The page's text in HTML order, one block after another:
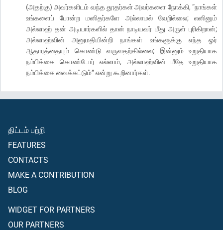
(அதற்கு) அவர்களிடம் வந்த தூதர்கள் அவர்களை நோக்கி, “நாங்கள்
உங்களைப் போன்ற மனிதர்களே அல்லாமல் வேறில்லை; எனினும்
அல்லாஹ் தன் அடியார்களில் தான் நாடியவர் மீது அருள் புரிகிறான்;
அல்லாஹ்வின் அனுமதியின்றி நாங்கள் உங்களுக்கு எந்த ஓர்
ஆதாரத்தையும் கொண்டு வருவதற்கில்லை; இன்னும் உறுதியாக
நம்பிக்கை கொண்டோர் எல்லாம், அல்லாஹ்வின் மீதே உறுதியாக
நம்பிக்கை வைக்கட்டும்” என்று கூறினார்கள்.
திட்டம் பற்றி
FEATURES
CONTACTS
MAKE A CONTRIBUTION
BLOG
WIDGET FOR PARTNERS
OUR PARTNERS